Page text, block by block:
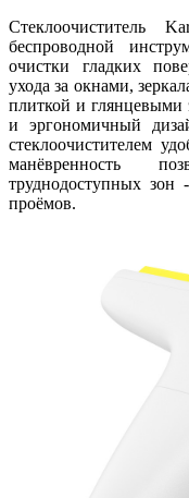
беспроводной
очистки гладких
ухода за окнами,
плиткой и глянцевыми
и эргономичный
стеклоочистителем
манёвренность
труднодоступных
проёмов.